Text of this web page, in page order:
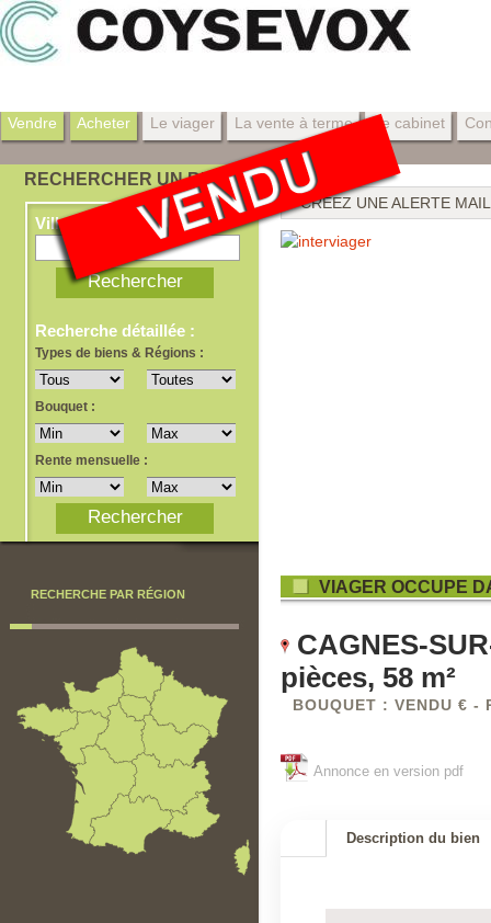
Vendre Acheter Le viager La vente à terme Le cabinet
RECHERCHER UN BIEN
Ville, dept, ref
Recherche détaillée :
Types de biens & Régions :
Bouquet :
Rente mensuelle :
RECHERCHE PAR RÉGION
CRÉEZ UNE ALERTE MAIL
VIAGER OCCUPE
CAGNES-
pièces, 58 m²
BOUQUET : VENDU € -
Annonce en version pdf
Description du bien